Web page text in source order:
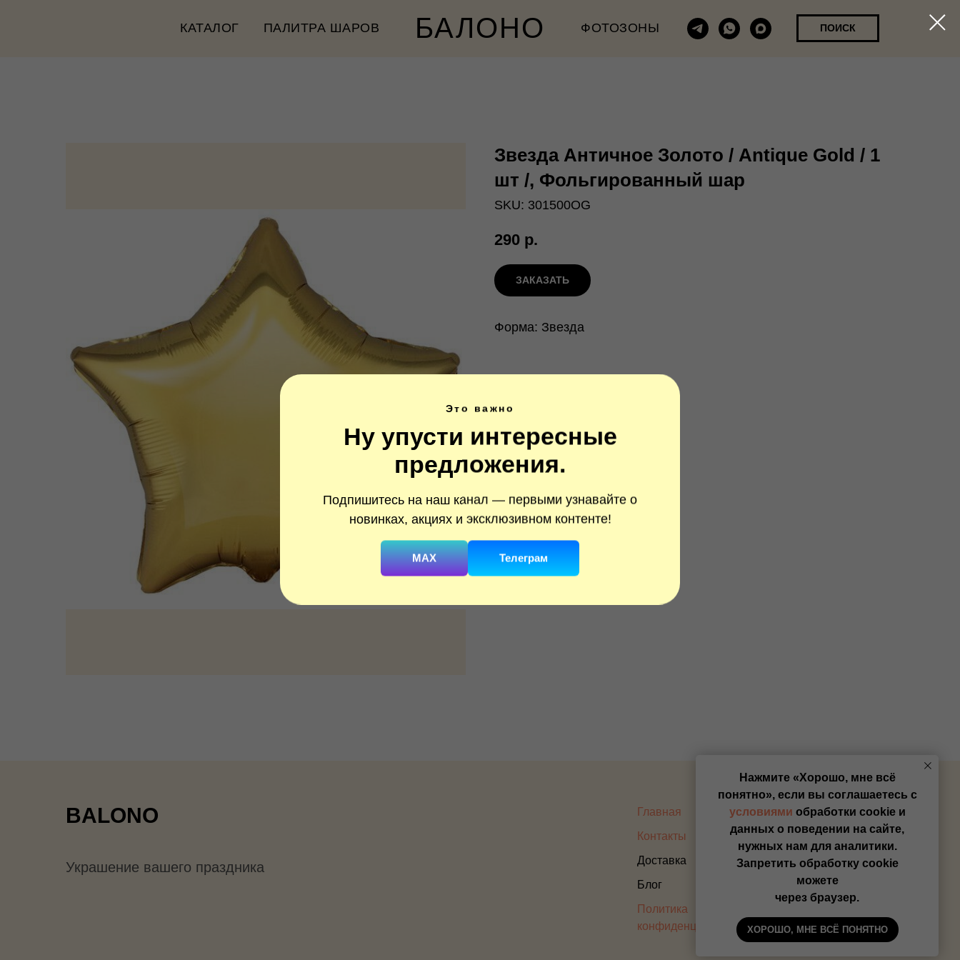
БАЛОНО
КАТАЛОГ ПАЛИТРА ШАРОВ ФОТОЗОНЫ ПОИСК
Это важно
Ну упусти интересные
предложения.
Подпишитесь на наш канал — первыми узнавайте о
новинках, акциях и эксклюзивном контенте!
MAX Телеграм
Звезда Античное Золото / Antique Gold / 1
шт /, Фольгированный шар
SKU: 301500OG
290 р.
ЗАКАЗАТЬ
Форма: Звезда
Нажмите «Хорошо, мне всё
понятно», если вы соглашаетесь с
условиями обработки cookie и
данных о поведении на сайте,
нужных нам для аналитики.
Запретить обработку cookie
можете
через браузер.
ХОРОШО, МНЕ ВСЁ ПОНЯТНО
BALONO
Украшение вашего праздника
Главная
Контакты
Доставка
Блог
Политика
конфиденциальности
Оплата
Прайс